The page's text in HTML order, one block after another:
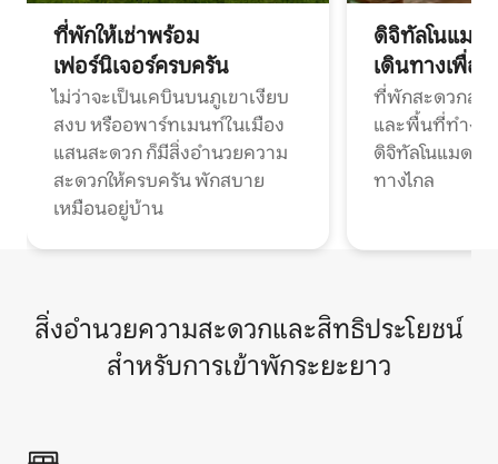
ที่พักให้เช่าพร้อม
เฟอร์นิเจอร์ครบครัน
ไม่ว่าจะเป็นเคบินบนภูเขาเงียบ
สงบ หรืออพาร์ทเมนท์ในเมือง
แสนสะดวก ก็มีสิ่งอำนวยความ
สะดวกให้ครบครัน พักสบาย
เหมือนอยู่บ้าน
ดิจิทัลโนแมด
เดินทางเพื่อ
ที่พักสะดวกสบ
และพื้นที่ทำงา
ดิจิทัลโนแมดแ
ทางไกล
สิ่งอำนวยความสะดวกและสิทธิประโยชน์
สำหรับการเข้าพักระยะยาว